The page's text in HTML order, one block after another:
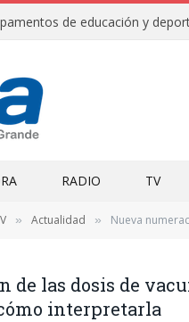
RADIO TV
» Actualidad » Nueva
de las dosis de
interpretarla